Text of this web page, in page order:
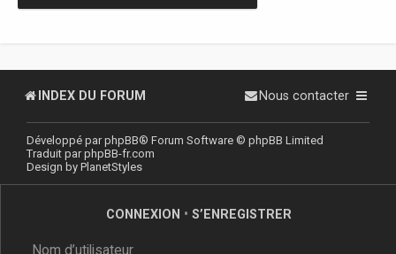
INDEX DU FORUM Nous contacter
Développé parphpBB® Forum Software © phpBB Limited
Traduit parphpBB-fr.com
Design by PlanetStyles
CONNEXION • S’ENREGISTRER